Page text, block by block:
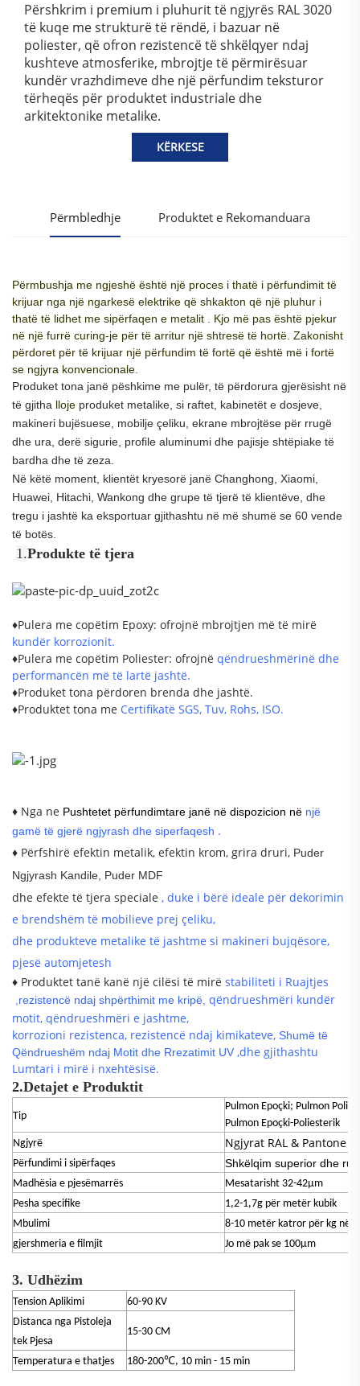
Përshkrim i premium i pluhurit të ngjyrës RAL 3020
të kuqe me strukturë të rëndë, i bazuar në
poliester, që ofron rezistencë të shkëlqyer ndaj
kushteve atmosferike, mbrojtje të përmirësuar
kundër vrazhdimeve dhe një përfundim teksturor
tërheqës për produktet industriale dhe
arkitektonike metalike.
KËRKESE
Përmbledhje Produktet e Rekomanduara
Përmbushja me ngjeshë është një proces i thatë i përfundimit të
krijuar nga një ngarkesë elektrike që shkakton që një pluhur i
thatë të lidhet me sipërfaqen e metalit . Kjo më pas është pjekur
në një furrë curing-je për të arritur një shtresë të hortë. Zakonisht
përdoret për të krijuar një përfundim të fortë që është më i fortë
se ngjyra konvencionale.
Produket tona janë pëshkime me pulër, të përdorura gjerësisht në
të gjitha lloje produket metalike, si raftet, kabinetët e dosjeve,
makineri bujësuese, mobilje çeliku, ekrane mbrojtëse për rrugë
dhe ura, derë sigurie, profile aluminumi dhe pajisje shtëpiake të
bardha dhe të zeza.
Në këtë moment, klientët kryesorë janë Changhong, Xiaomi,
Huawei, Hitachi, Wankong dhe grupe të tjerë të klientëve, dhe
tregu i jashtë ka eksportuar gjithashtu në më shumë se 60 vende
të botës.
1.Produkte të tjera
♦Pulera me copëtim Epoxy: ofrojnë mbrojtjen më të mirë
kundër korrozionit.
♦Pulera me copëtim Poliester: ofrojnë qëndrueshmërinë dhe
performancën më të lartë jashtë.
♦Produket tona përdoren brenda dhe jashtë.
♦Produktet tona me Certifikatë SGS, Tuv, Rohs, ISO.
♦ Nga ne Pushtetet përfundimtare janë në dispozicion në një
gamë të gjerë ngjyrash dhe siperfaqesh .
♦ Përfshirë efektin metalik, efektin krom, grira druri, Puder
Ngjyrash Kandile, Puder MDF
dhe efekte të tjera speciale , duke i bërë ideale për dekorimin
e brendshëm të mobilieve prej çeliku,
dhe produkteve metalike të jashtme si makineri bujqësore,
pjesë automjetesh
♦ Produktet tanë kanë një cilësi të mirë stabiliteti i Ruajtjes
,rezistencë ndaj shpërthimit me kripë, qëndrueshmëri kundër
motit, qëndrueshmëri e jashtme,
korrozioni rezistenca, rezistencë ndaj kimikateve, Shumë të
Qëndrueshëm ndaj Motit dhe Rrezatimit UV ,dhe gjithashtu
Lumtari i mirë i nxehtësisë.
2.Detajet e Produktit
Tip
Pulmon Epoçki; Pulmon
Pulmon Epoçki-Poliesterik
Ngjyrë
Ngjyrat RAL & Pantone
Përfundimi i sipërfaqes Shkëlqim superior dhe
Madhësia e pjesëmarrës
Mesatarisht 32-42μm
Pesha specifike
1,2-1,7g për metër kubik
Mbulimi
8-10 metër katror për kg në
gjershmeria e filmjit
Jo më pak se 100μm
3. Udhëzim
Tension Aplikimi
60-90 KV
Distanca nga Pistoleja
tek Pjesa
15-30 CM
Temperatura e thatjes 180-200℃, 10 min - 15 min